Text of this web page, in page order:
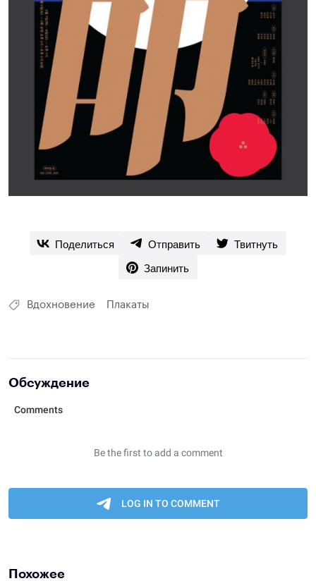
Поделиться Отправить
Твитнуть
Запинить
Вдохновение Плакаты
Обсуждение
Похожее